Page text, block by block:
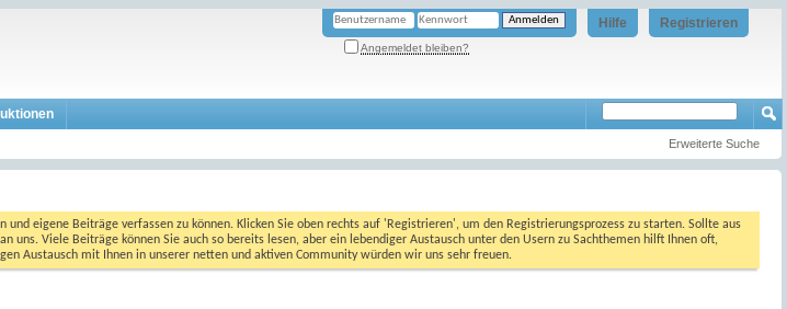
Registrieren
Hilfe
Angemeldet bleiben?
Erweiterte Suche
und eigene Beiträge verfassen zu können. Klicken Sie oben rechts auf 'Registrieren', um den Registrierungsprozess zu starten. Sollte aus
an uns. Viele Beiträge können Sie auch so bereits lesen, aber ein lebendiger Austausch unter den Usern zu Sachthemen hilft Ihnen oft,
Austausch mit Ihnen in unserer netten und aktiven Community würden wir uns sehr freuen.